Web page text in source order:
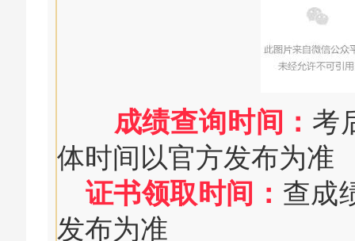
成绩查询时间： 考
体时间以官方发布为准
证书领取时间： 查成
发布为准